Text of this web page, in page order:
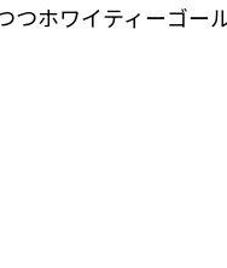
つホワイティーゴー